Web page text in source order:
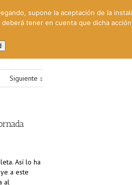
Siguiente
Así lo ha
a este
al
supone la aceptación de la
tener en cuenta que dicha